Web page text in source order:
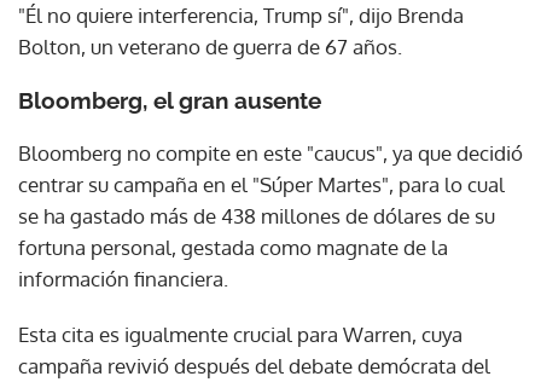
"Él no quiere interferencia, Trump sí", dijo Brenda
Bolton, un veterano de guerra de 67 años.
Bloomberg, el gran ausente
Bloomberg no compite en este "caucus", ya que decidió
centrar su campaña en el "Súper Martes", para lo cual
se ha gastado más de 438 millones de dólares de su
fortuna personal, gestada como magnate de la
información financiera.
Esta cita es igualmente crucial para Warren, cuya
campaña revivió después del debate demócrata del